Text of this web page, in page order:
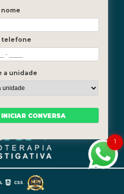
Conosco
3619-5657
99390-3850
das 7h às 21h
- Rio de Janeiro
CSS
1
telefone
a unidade
INICIAR CONVERSA